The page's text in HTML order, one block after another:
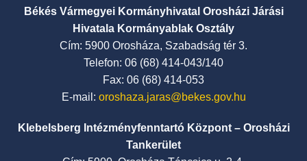
Békés Vármegyei Kormányhivatal Orosházi Járási
Hivatala Kormányablak Osztály
Cím: 5900 Orosháza, Szabadság tér 3.
Telefon: 06 (68) 414-043/140
Fax: 06 (68) 414-053
E-mail: oroshaza.jaras@bekes.gov.hu
Klebelsberg Intézményfenntartó Központ – Orosházi
Tankerület